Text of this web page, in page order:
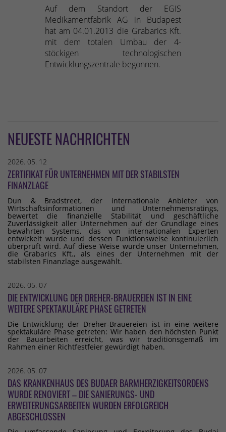
Auf dem Standort der EGIS
Medikamentfabrik AG in Budapest
hat am 04.01.2013 die Grabarics Kft.
mit dem totalen Umbau der 4-
stöckigen technologischen
Entwicklungszentrale begonnen.
NEUESTE NACHRICHTEN
2026. 05. 12
ZERTIFIKAT FÜR UNTERNEHMEN MIT DER STABILSTEN
FINANZLAGE
Dun & Bradstreet, der internationale Anbieter von
Wirtschaftsinformationen und Unternehmensratings,
bewertet die finanzielle Stabilität und geschäftliche
Zuverlässigkeit aller Unternehmen auf der Grundlage eines
bewährten Systems, das von internationalen Experten
entwickelt wurde und dessen Funktionsweise kontinuierlich
überprüft wird. Auf diese Weise wurde unser Unternehmen,
die Grabarics Kft., als eines der Unternehmen mit der
stabilsten Finanzlage ausgewählt.
2026. 05. 07
DIE ENTWICKLUNG DER DREHER-BRAUEREIEN IST IN EINE
WEITERE SPEKTAKULÄRE PHASE GETRETEN
Die Entwicklung der Dreher-Brauereien ist in eine weitere
spektakuläre Phase getreten: Wir haben den höchsten Punkt
der Bauarbeiten erreicht, was wir traditionsgemäß im
Rahmen einer Richtfestfeier gewürdigt haben.
2026. 05. 07
DAS KRANKENHAUS DES BUDAER BARMHERZIGKEITSORDENS
WURDE RENOVIERT – DIE SANIERUNGS- UND
ERWEITERUNGSARBEITEN WURDEN ERFOLGREICH
ABGESCHLOSSEN